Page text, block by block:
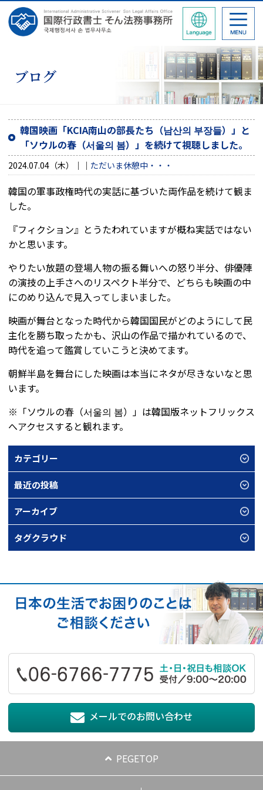
ブログ
韓国映画「KCIA南山の部長たち（남산의 부장들）」と
「ソウルの春（서울의 봄）」を続けて視聴しました。
2024.07.04（木） ただいま休憩中・・・
韓国の軍事政権時代の実話に基づいた両作品を続けて観ま
した。
『フィクション』とうたわれていますが概ね実話ではない
かと思います。
やりたい放題の登場人物の振る舞いへの怒り半分、俳優陣
の演技の上手さへのリスペクト半分で、どちらも映画の中
にのめり込んで見入ってしまいました。
映画が舞台となった時代から韓国国民がどのようにして民
主化を勝ち取ったかも、沢山の作品で描かれているので、
時代を追って鑑賞していこうと決めてます。
朝鮮半島を舞台にした映画は本当にネタが尽きないなと思
います。
※「ソウルの春（서울의 봄）」は韓国版ネットフリックス
へアクセスすると観れます。
カテゴリー
最近の投稿
アーカイブ
タグクラウド
メールでのお問い合わせ
PEGETOP